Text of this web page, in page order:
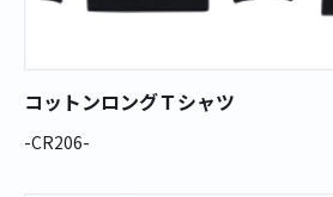
コットンロングＴシャツ
-CR206-